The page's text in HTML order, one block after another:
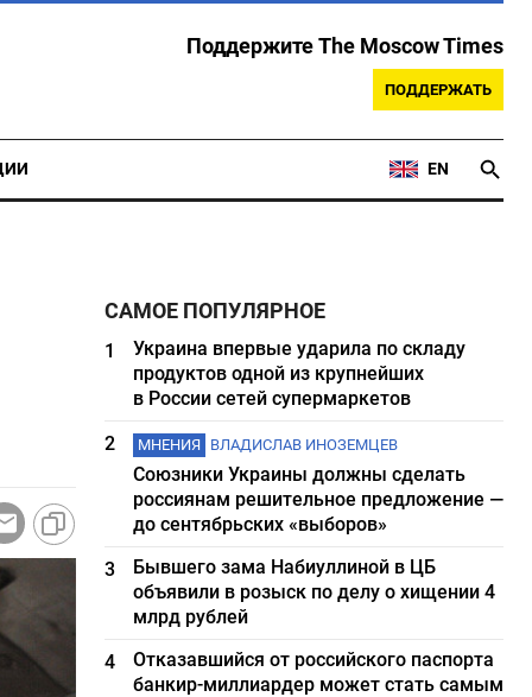
Поддержите The Moscow Times
ПОДДЕРЖАТЬ
EN
САМОЕ ПОПУЛЯРНОЕ
1
Украина впервые ударила по складу
продуктов одной из крупнейших
в России сетей супермаркетов
2
МНЕНИЯ ВЛАДИСЛАВ ИНОЗЕМЦЕВ
Союзники Украины должны сделать
россиянам решительное предложение —
до сентябрьских «выборов»
3
Бывшего зама Набиуллиной в ЦБ
объявили в розыск по делу о хищении 4
млрд рублей
4
Отказавшийся от российского паспорта
банкир-миллиардер может стать самым